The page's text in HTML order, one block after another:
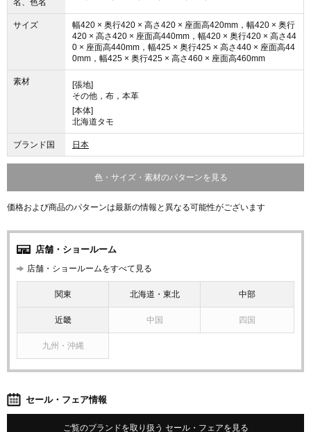
名、色名
サイズ
幅420 × 奥行420 × 高さ420 × 座面高420mm，幅420 × 奥行
420 × 高さ420 × 座面高440mm，幅420 × 奥行420 × 高さ44
0 × 座面高440mm，幅425 × 奥行425 × 高さ440 × 座面高44
0mm，幅425 × 奥行425 × 高さ460 × 座面高460mm
素材
[張地]
その他，布，本革
[本体]
北海道タモ
ブランド国 日本
色・サイズ・素材のパターンを見る
価格および商品のパターンは最新の情報と異なる可能性がございます
店舗・ショールーム
店舗・ショールームをすべて見る
関東 北海道・東北 中部
近畿 中国 四国
九州・沖縄
セール・フェア情報
ご覧のブランドを取り扱う セール・フェアを見る